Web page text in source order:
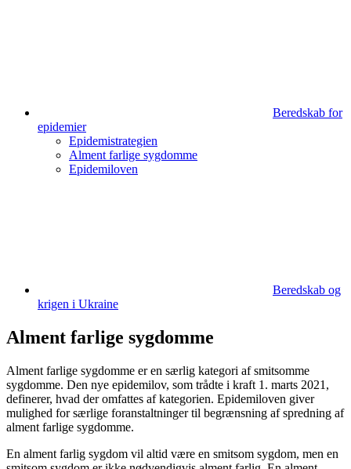
Beredskab for
epidemier
Epidemistrategien
Alment farlige sygdomme
Epidemiloven
Beredskab og
krigen i Ukraine
Alment farlige sygdomme
Alment farlige sygdomme er en særlig kategori af smitsomme
sygdomme. Den nye epidemilov, som trådte i kraft 1. marts 2021,
definerer, hvad der omfattes af kategorien. Epidemiloven giver
mulighed for særlige foranstaltninger til begrænsning af spredning af
alment farlige sygdomme.
En alment farlig sygdom vil altid være en smitsom sygdom, men en